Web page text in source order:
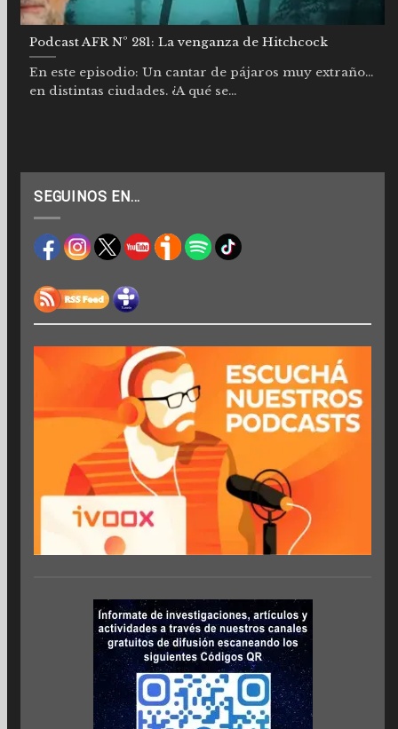
Podcast AFR Nº 281: La venganza de Hitchcock
En este episodio: Un cantar de pájaros muy extraño…
en distintas ciudades. ¿A qué se...
SEGUINOS EN…